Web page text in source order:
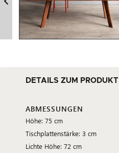
DETAILS ZUM PRODUKT
ABMESSUNGEN
Höhe: 75 cm
Tischplattenstärke: 3 cm
Lichte Höhe: 72 cm